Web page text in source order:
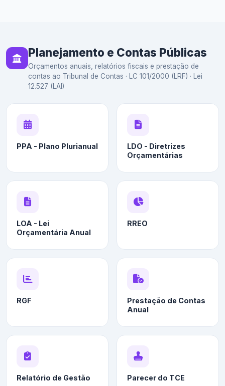
Planejamento e Contas Públicas
Orçamentos anuais, relatórios fiscais e prestação de
contas ao Tribunal de Contas · LC 101/2000 (LRF) · Lei
12.527 (LAI)
PPA - Plano Plurianual
LDO - Diretrizes
Orçamentárias
LOA - Lei
Orçamentária Anual
RREO
RGF
Prestação de Contas
Anual
Relatório de Gestão Parecer do TCE